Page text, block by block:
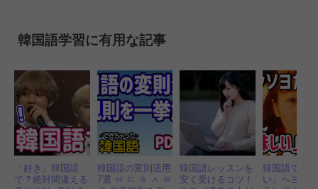
韓国語学習に有用な記事
「好き」韓国語
で？絶対間違える
韓国語の変則活用
7選 ㅂ ㄷ ㅎ ㅅ ㄹ
韓国語レッスンを
安く受けるコツ！
韓国語で「
い」ヘヨ体